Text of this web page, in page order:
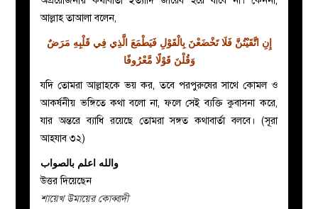
আল্লাহ তাআলা বলেন,
إِنِ اتَّقَيْتُنَّ فَلَا تَخْضَعْنَ بِالْقَوْلِ فَيَطْمَعَ الَّذِي فِي قَلْبِهِ مَرَضٌ
وَقُلْنَ قَوْلًا مَّعْرُوفًا
যদি তোমরা আল্লাহকে ভয় কর, তবে পরপুরুষের সাথে কোমল ও
আকর্ষনীয় ভঙ্গিতে কথা বলো না, ফলে সেই ব্যক্তি কুবাসনা করে,
যার অন্তরে ব্যাধি রয়েছে তোমরা সঙ্গত কথাবার্তা বলবে। (সূরা
আহযাব ৩২)
والله اعلم بالصواب
উত্তর দিয়েছেন
শায়েখ উমায়ের কোব্বাদী